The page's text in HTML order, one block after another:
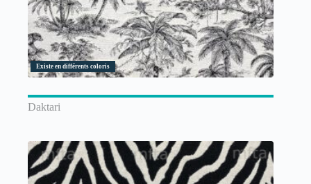
Existe en différents coloris
Daktari